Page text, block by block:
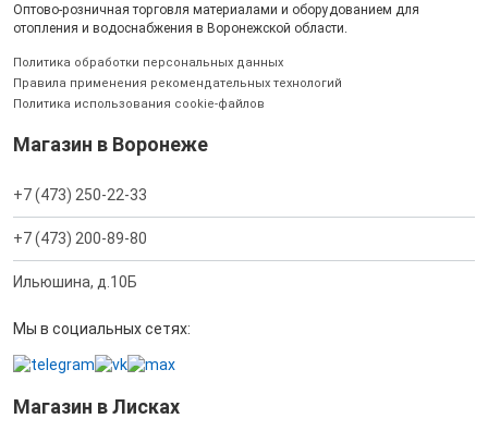
Оптово-розничная торговля материалами и оборудованием для
отопления и водоснабжения в Воронежской области.
Политика обработки персональных данных
Правила применения рекомендательных технологий
Политика использования cookie-файлов
Магазин в Воронеже
+7 (473) 250-22-33
+7 (473) 200-89-80
Ильюшина, д.10Б
Мы в социальных сетях:
Магазин в Лисках